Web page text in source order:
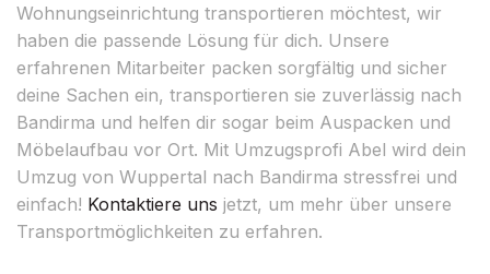
Wohnungseinrichtung transportieren möchtest, wir
haben die passende Lösung für dich. Unsere
erfahrenen Mitarbeiter packen sorgfältig und sicher
deine Sachen ein, transportieren sie zuverlässig nach
Bandirma und helfen dir sogar beim Auspacken und
Möbelaufbau vor Ort. Mit Umzugsprofi Abel wird dein
Umzug von Wuppertal nach Bandirma stressfrei und
einfach! Kontaktiere uns jetzt, um mehr über unsere
Transportmöglichkeiten zu erfahren.